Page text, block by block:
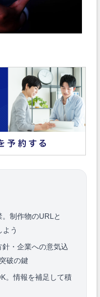
制作物のURLと
う
・企業への意気込
破の鍵
。情報を補足して積